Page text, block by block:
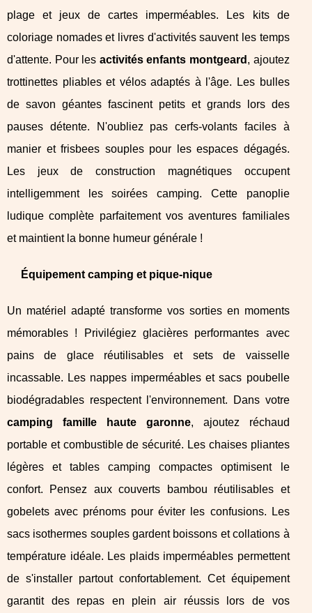
plage et jeux de cartes imperméables. Les kits de
coloriage nomades et livres d'activités sauvent les temps
d'attente. Pour les activités enfants montgeard , ajoutez
trottinettes pliables et vélos adaptés à l'âge. Les bulles
de savon géantes fascinent petits et grands lors des
pauses détente. N'oubliez pas cerfs-volants faciles à
manier et frisbees souples pour les espaces dégagés.
Les jeux de construction magnétiques occupent
intelligemment les soirées camping. Cette panoplie
ludique complète parfaitement vos aventures familiales
et maintient la bonne humeur générale !
Équipement camping et pique-nique
Un matériel adapté transforme vos sorties en moments
mémorables ! Privilégiez glacières performantes avec
pains de glace réutilisables et sets de vaisselle
incassable. Les nappes imperméables et sacs poubelle
biodégradables respectent l'environnement. Dans votre
camping famille haute garonne, ajoutez réchaud
portable et combustible de sécurité. Les chaises pliantes
légères et tables camping compactes optimisent le
confort. Pensez aux couverts bambou réutilisables et
gobelets avec prénoms pour éviter les confusions. Les
sacs isothermes souples gardent boissons et collations à
température idéale. Les plaids imperméables permettent
de s'installer partout confortablement. Cet équipement
garantit des repas en plein air réussis lors de vos